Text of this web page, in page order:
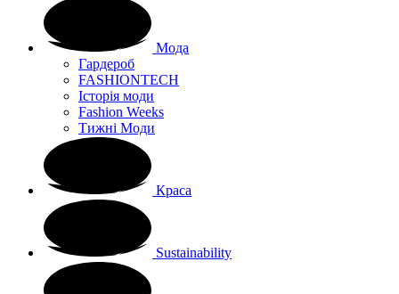
Мода
Гардероб
FASHIONTECH
Історія моди
Fashion Weeks
Тижні Моди
Краса
Sustainability